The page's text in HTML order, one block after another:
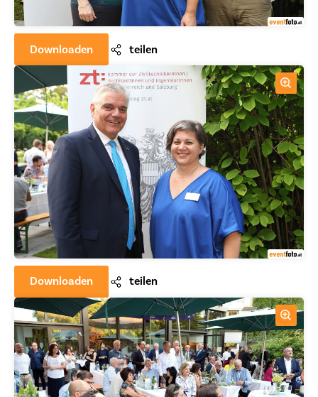
Downloaden teilen
Downloaden teilen